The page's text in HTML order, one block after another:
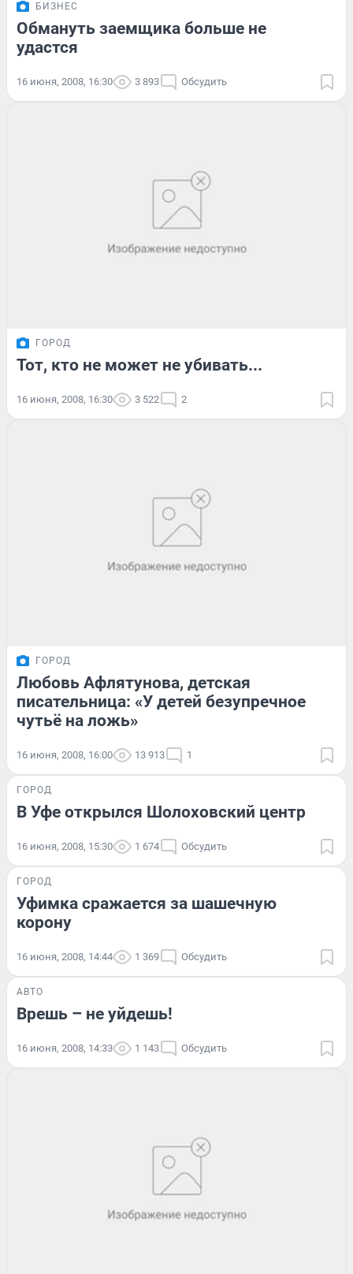
БИЗНЕС
Обмануть заемщика больше не
удастся
16 июня, 2008, 16:30 3 893 Обсудить
ГОРОД
Тот, кто не может не убивать...
16 июня, 2008, 16:30 3 522 2
ГОРОД
Любовь Афлятунова, детская
писательница: «У детей безупречное
чутьё на ложь»
16 июня, 2008, 16:00 13 913 1
ГОРОД
В Уфе открылся Шолоховский центр
16 июня, 2008, 15:30 1 674 Обсудить
ГОРОД
Уфимка сражается за шашечную
корону
16 июня, 2008, 14:44 1 369 Обсудить
АВТО
Врешь – не уйдешь!
16 июня, 2008, 14:33 1 143 Обсудить